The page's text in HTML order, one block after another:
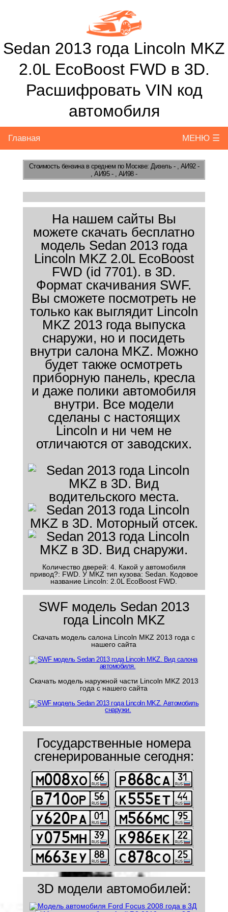
Sedan 2013 года Lincoln MKZ
2.0L EcoBoost FWD в 3D.
Расшифровать VIN код
автомобиля
Главная МЕНЮ ☰
Стоимость бензинав среднем по Москве: Дизель - , АИ92 -
, АИ95 - , АИ98 -
На нашем сайты Вы
можете скачать бесплатно
модель Sedan 2013 года
Lincoln MKZ 2.0L EcoBoost
FWD (id 7701). в 3D.
Формат скачивания SWF.
Вы сможете посмотреть не
только как выглядит Lincoln
MKZ 2013 года выпуска
снаружи, но и посидеть
внутри салона MKZ. Можно
будет также осмотреть
приборную панель, кресла
и даже полики автомобиля
внутри. Все модели
сделаны с настоящих
Lincoln и ни чем не
отличаются от заводских.
Количество дверей: 4. Какой у автомобиля
привод?: FWD. У MKZ тип кузова: Sedan. Кодовое
название Lincoln: 2.0L EcoBoost FWD.
SWF модель Sedan 2013
года Lincoln MKZ
Скачать модель салона Lincoln MKZ 2013 года с
нашего сайта
Скачать модель наружной части Lincoln MKZ 2013
года с нашего сайта
Государственные номера
сгенерированные сегодня:
3D модели автомобилей: